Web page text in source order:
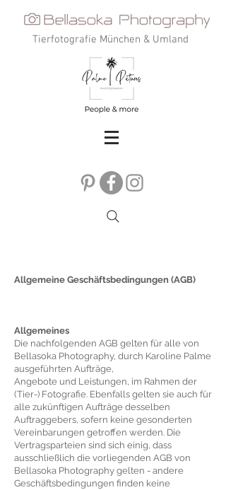
Tierfotografie München & Umland
Allgemeine Geschäftsbedingungen (AGB)
Allgemeines
Die nachfolgenden AGB gelten für alle von
Bellasoka Photography, durch Karoline Palme
ausgeführten Aufträge,
Angebote und Leistungen, im Rahmen der
(Tier-) Fotografie. Ebenfalls gelten sie auch für
alle zukünftigen Aufträge desselben
Auftraggebers, sofern keine gesonderten
Vereinbarungen getroffen werden. Die
Vertragsparteien sind sich einig, dass
ausschließlich die vorliegenden AGB von
Bellasoka Photography gelten - andere
Geschäftsbedingungen finden keine